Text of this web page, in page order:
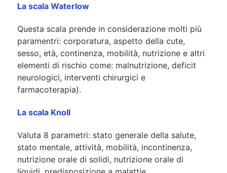
La scala Waterlow
Questa scala prende in considerazione molti più
paramentri: corporatura, aspetto della cute,
sesso, età, continenza, mobilità, nutrizione e altri
elementi di rischio come: malnutrizione, deficit
neurologici, interventi chirurgici e
farmacoterapia).
La scala Knoll
Valuta 8 parametri: stato generale della salute,
stato mentale, attività, mobilità, incontinenza,
nutrizione orale di solidi, nutrizione orale di